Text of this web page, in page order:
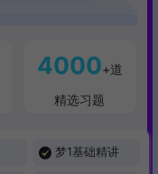
4000+道
精选习题
梦1基础精讲